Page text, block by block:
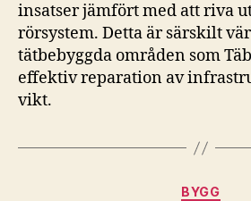
insatser jämfört med att riva
rörsystem. Detta är särskilt
tätbebyggda områden som
effektiv reparation av
vikt.
BYGG